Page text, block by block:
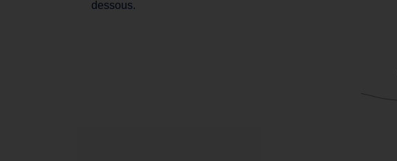
dessous.